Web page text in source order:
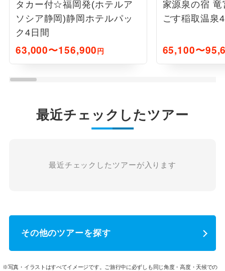
タカー付☆福岡発(ホテルア
ソシア静岡)静岡ホテルパッ
ク4日間
63,000〜156,900円
家源泉の宿
ごす稲取温泉
65,100〜
最近チェックしたツアー
最近チェックしたツアーが入ります
その他のツアーを探す
※写真・イラストはすべてイメージです。ご旅行中に必ずしも同じ角度・高度・天候での